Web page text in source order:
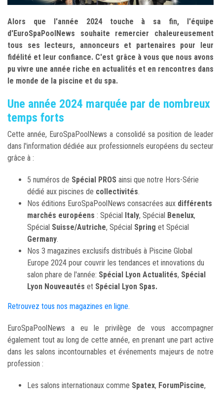
Alors que l'année 2024 touche à sa fin, l'équipe
d'EuroSpaPoolNews souhaite remercier chaleureusement
tous ses lecteurs, annonceurs et partenaires pour leur
fidélité et leur confiance. C'est grâce à vous que nous avons
pu vivre une année riche en actualités et en rencontres dans
le monde de la piscine et du spa.
Une année 2024 marquée par de nombreux
temps forts
Cette année, EuroSpaPoolNews a consolidé sa position de leader
dans l'information dédiée aux professionnels européens du secteur
grâce à :
5 numéros de Spécial PROS ainsi que notre Hors-Série
dédié aux piscines de collectivités
Nos éditions EuroSpaPoolNews consacrées aux différents
marchés européens : Spécial Italy, Spécial Benelux,
Spécial Suisse/Autriche, Spécial Spring et Spécial
Germany
Nos 3 magazines exclusifs distribués à Piscine Global
Europe 2024 pour couvrir les tendances et innovations du
salon phare de l'année: Spécial Lyon Actualités, Spécial
Lyon Nouveautés et Spécial Lyon Spas.
Retrouvez tous nos magazines en ligne
EuroSpaPoolNews a eu le privilège de vous accompagner
également tout au long de cette année, en prenant une part active
dans les salons incontournables et événements majeurs de notre
profession :
Les salons internationaux comme Spatex, ForumPiscine,